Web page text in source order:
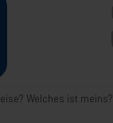
Welches ist meins?